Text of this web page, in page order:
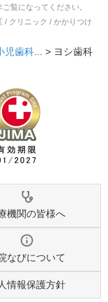
覧になってください。
/ クリニック / かかりつけ
児歯科 ... > ヨシ歯科
機関の皆様へ
なびについて
情報保護方針